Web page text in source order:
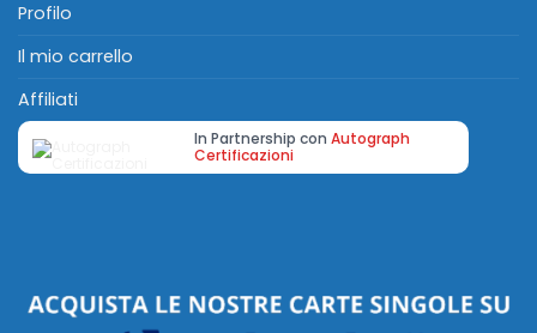
Profilo
Il mio carrello
Affiliati
In Partnership con Autograph
Certificazioni